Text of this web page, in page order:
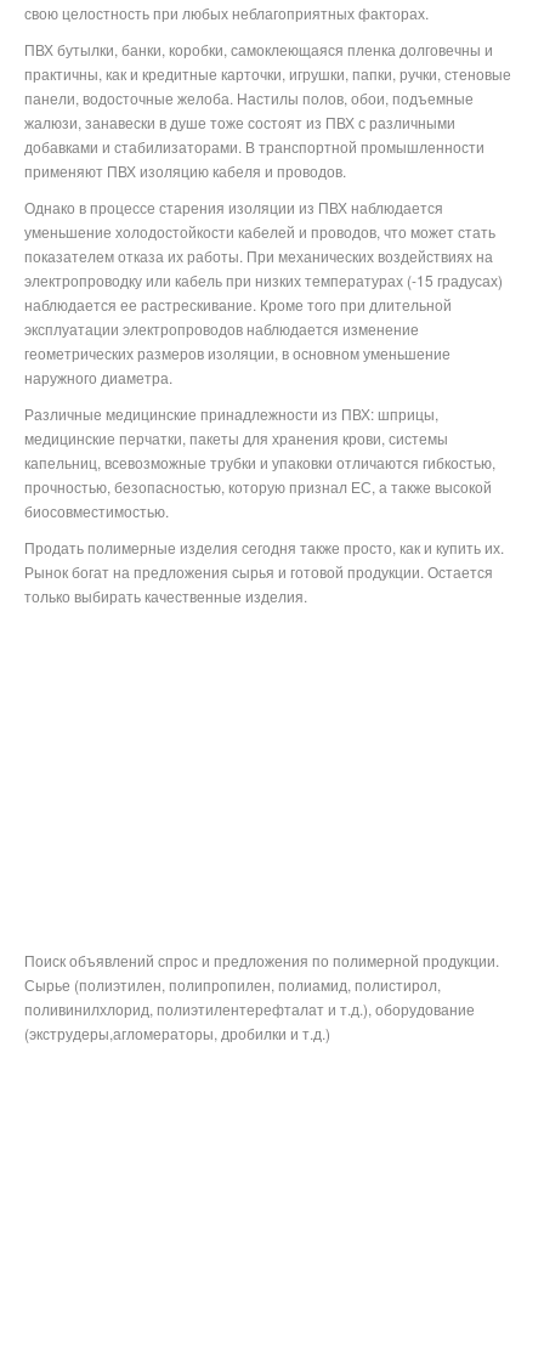
свою целостность при любых неблагоприятных факторах.
ПВХ бутылки, банки, коробки, самоклеющаяся пленка долговечны и
практичны, как и кредитные карточки, игрушки, папки, ручки, стеновые
панели, водосточные желоба. Настилы полов, обои, подъемные
жалюзи, занавески в душе тоже состоят из ПВХ с различными
добавками и стабилизаторами. В транспортной промышленности
применяют ПВХ изоляцию кабеля и проводов.
Однако в процессе старения изоляции из ПВХ наблюдается
уменьшение холодостойкости кабелей и проводов, что может стать
показателем отказа их работы. При механических воздействиях на
электропроводку или кабель при низких температурах (-15 градусах)
наблюдается ее растрескивание. Кроме того при длительной
эксплуатации электропроводов наблюдается изменение
геометрических размеров изоляции, в основном уменьшение
наружного диаметра.
Различные медицинские принадлежности из ПВХ: шприцы,
медицинские перчатки, пакеты для хранения крови, системы
капельниц, всевозможные трубки и упаковки отличаются гибкостью,
прочностью, безопасностью, которую признал ЕС, а также высокой
биосовместимостью.
Продать полимерные изделия сегодня также просто, как и купить их.
Рынок богат на предложения сырья и готовой продукции. Остается
только выбирать качественные изделия.
Поиск объявлений спрос и предложения по полимерной продукции.
Сырье (полиэтилен, полипропилен, полиамид, полистирол,
поливинилхлорид, полиэтилентерефталат и т.д.), оборудование
(экструдеры,агломераторы, дробилки и т.д.)